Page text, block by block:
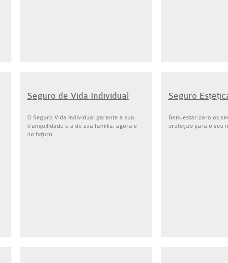
Seguro de Vida Individual
O Seguro Vida Individual garante a sua
tranquilidade e a de sua família, agora e
no futuro.
Seguro
Bem-estar para os
proteção para o seu